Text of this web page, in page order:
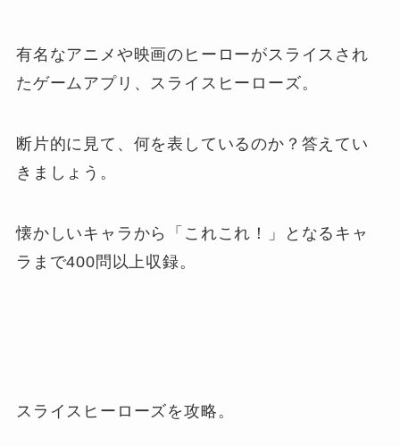
有名なアニメや映画のヒーローがスライスされ
たゲームアプリ、スライスヒーローズ。
断片的に見て、何を表しているのか？答えてい
きましょう。
懐かしいキャラから「これこれ！」となるキャ
ラまで400問以上収録。
スライスヒーローズを攻略。